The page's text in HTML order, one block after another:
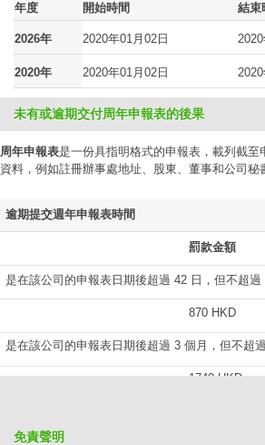
年度 開始時間 結束
2026年 2020年01月02日
2020年 2020年01月02日
未有或逾期交付周年申報表的後果
周年申報表是一份具指明格式的申報表，載列截至
資料，例如註冊辦事處地址、股東、董事和公司秘
逾期提交週年申報表時間
罰款金額
是在該公司的申報表日期後超過 42 日，但不超過
870 HKD
是在該公司的申報表日期後超過 3 個月，但不超
1740 HKD
免責聲明